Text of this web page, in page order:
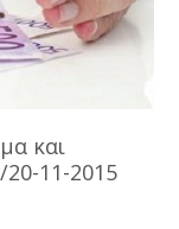
και
11-2015